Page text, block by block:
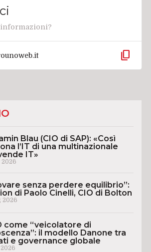
content_copy
Blau (CIO di SAP): «Così
l’IT di una multinazionale
IT»
2026
senza perdere equilibrio”:
di Paolo Cinelli, CIO di Bolton
2026
come “veicolatore di
il modello Danone tra
e governance globale